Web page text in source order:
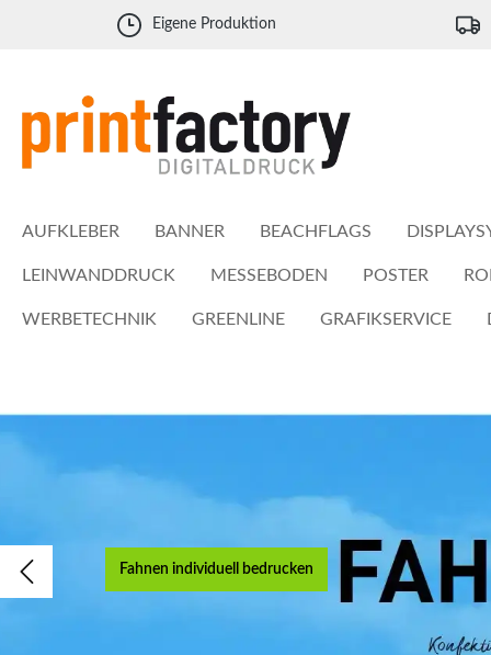
Hauptinhalt springen
Zur Suche springen
Zur Hauptnavigation springen
Eigene Produktion
AUFKLEBER BANNER BEACHFLAGS
LEINWANDDRUCK MESSEBODEN POSTER
WERBETECHNIK GREENLINE GRAFIKSERVICE
Fahnen individuell bedrucken